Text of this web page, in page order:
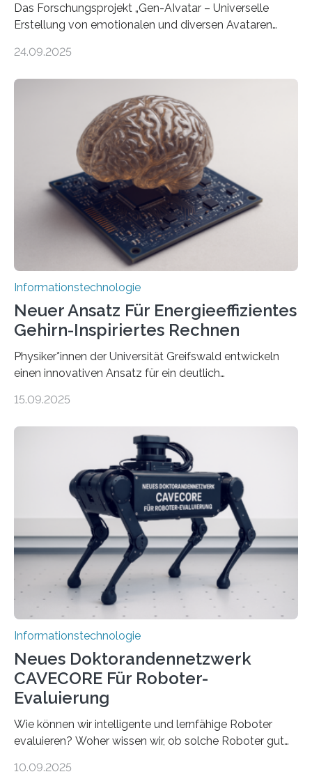
Das Forschungsprojekt „Gen-AIvatar – Universelle
Erstellung von emotionalen und diversen Avataren
Förderung in Höhe von rund 2 Millionen Euro. Dabei
der MindPort GmbH eine neuartige, KI-gestützte
Lösung zur Erzeugung von Emotionen für realistische
Avatare. Gen-AIvatar entwickelt innovative und
kosteneffiziente Methoden, um lebensechte Avatare zu
erstellen. „Besonders wichtig ist uns eine ganzheitliche
Animation, bei der Stimme, Körperbewegung, Gestik
und Mimik im Einklang sind…
24.09.2025
Informationstechnologie
Neuer Ansatz Für Energieeffizientes
Gehirn-Inspiriertes Rechnen
Physiker*innen der Universität Greifswald entwickeln
einen innovativen Ansatz für ein deutlich
Lösungsweg ist inspiriert vom menschlichen Gehirn. Die
stellt die heutige Computertechnik vor
Herausforderungen. Herkömmliche Silizium-
Prozessoren stoßen an ihre Grenzen: Sie verbrauchen
viel Energie, die Speicher- und Verarbeitungseinheiten
sind voneinander getrennt und die Datenübertragung
bremst komplexe Anwendungen aus. Da KI-Modelle
immer größer werden und riesige Datenmengen
verarbeiten müssen, steigt der Bedarf an neuen
Rechenarchitekturen. Neben Quantencomputern
rücken dabei insbesondere…
15.09.2025
Informationstechnologie
Neues Doktorandennetzwerk
CAVECORE Für Roboter-
Evaluierung
Wie können wir intelligente und lernfähige Roboter
evaluieren? Woher wissen wir, ob solche Roboter gut
sich CAVECORE – ein neues Marie Skłodowska-Curie
10.09.2025